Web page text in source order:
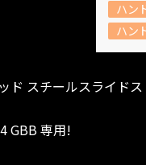
ハン
ハン
ド スチールスライド
GBB 専用!